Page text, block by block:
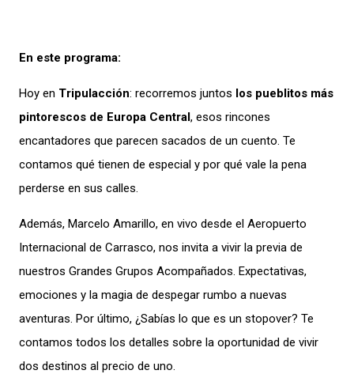
En este programa:
Hoy en Tripulacción: recorremos juntos los pueblitos más
pintorescos de Europa Central, esos rincones
encantadores que parecen sacados de un cuento. Te
contamos qué tienen de especial y por qué vale la pena
perderse en sus calles.
Además, Marcelo Amarillo, en vivo desde el Aeropuerto
Internacional de Carrasco, nos invita a vivir la previa de
nuestros Grandes Grupos Acompañados. Expectativas,
emociones y la magia de despegar rumbo a nuevas
aventuras. Por último, ¿Sabías lo que es un stopover? Te
contamos todos los detalles sobre la oportunidad de vivir
dos destinos al precio de uno.